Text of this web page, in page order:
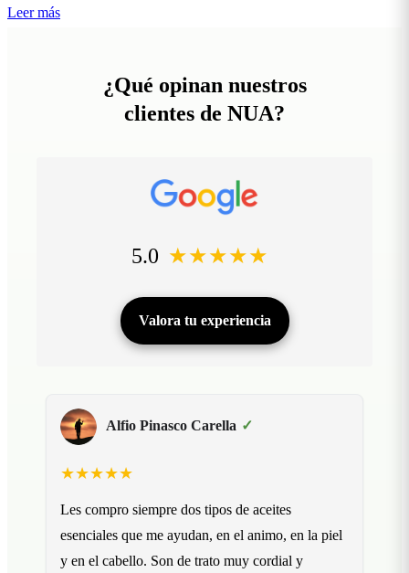
Leer más
¿Qué opinan nuestros
clientes de NUA?
5.0 ★★★★★
Valora tu experiencia
Alfio Pinasco Carella ✓
★★★★★
Les compro siempre dos tipos de aceites
esenciales que me ayudan, en el animo, en la piel
y en el cabello. Son de trato muy cordial y